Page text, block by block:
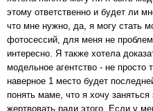
этому ответственно и будет ли
что мне нужно, да, я могу стать
фотосессий, для меня не
интересно. Я также хотела
модельное агентство - не
наверное 1 место будет
понять маме, что я хочу
жертвовать ради этого. Если у